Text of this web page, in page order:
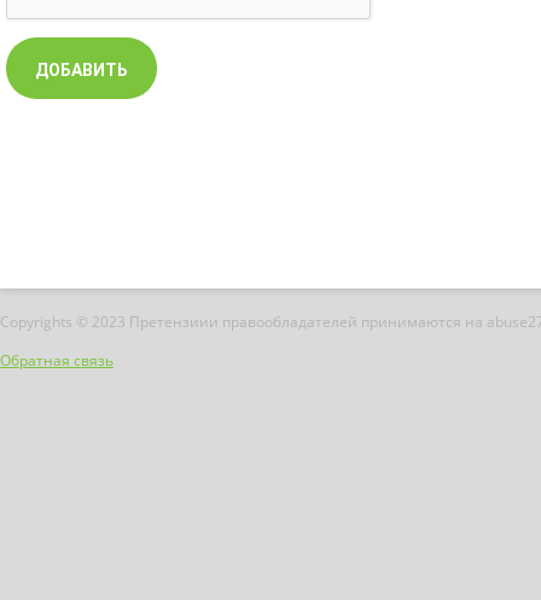
Copyrights © 2023 Претензиии правообладателей принимаются на
Обратная связь